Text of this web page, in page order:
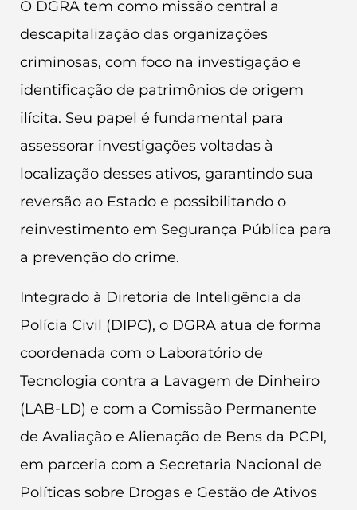
O DGRA tem como missão central a
descapitalização das organizações
criminosas, com foco na investigação e
identificação de patrimônios de origem
ilícita. Seu papel é fundamental para
assessorar investigações voltadas à
localização desses ativos, garantindo sua
reversão ao Estado e possibilitando o
reinvestimento em Segurança Pública para
a prevenção do crime.
Integrado à Diretoria de Inteligência da
Polícia Civil (DIPC), o DGRA atua de forma
coordenada com o Laboratório de
Tecnologia contra a Lavagem de Dinheiro
(LAB-LD) e com a Comissão Permanente
de Avaliação e Alienação de Bens da PCPI,
em parceria com a Secretaria Nacional de
Políticas sobre Drogas e Gestão de Ativos